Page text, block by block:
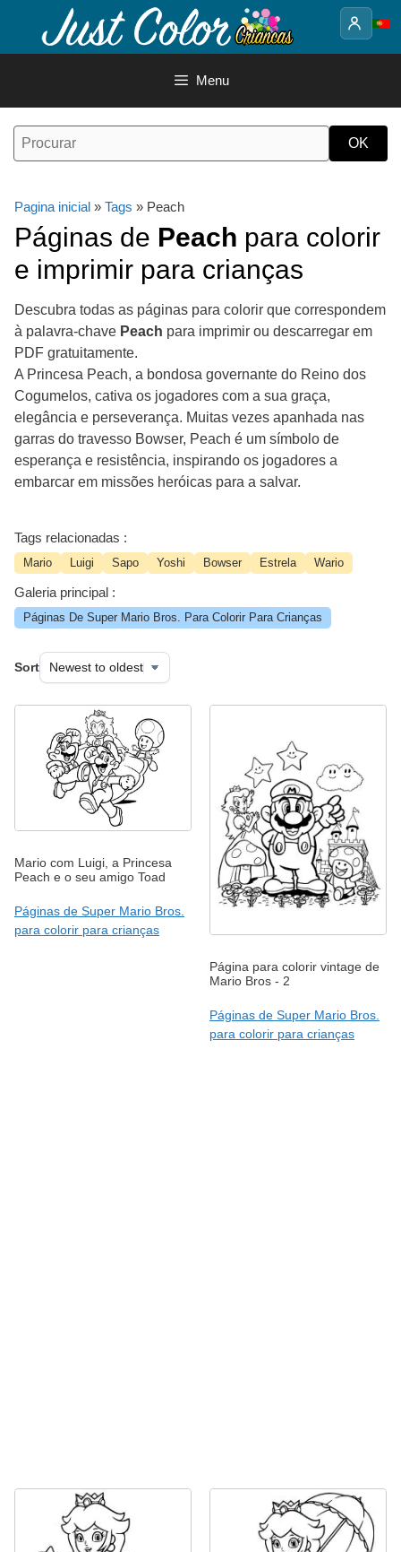
o
Menu
Pagina inicial » Tags » Peach
Páginas de Peach para colorir
e imprimir para crianças
Descubra todas as páginas para colorir que correspondem
à palavra-chave Peach para imprimir ou descarregar em
PDF gratuitamente.
A Princesa Peach, a bondosa governante do Reino dos
Cogumelos, cativa os jogadores com a sua graça,
elegância e perseverança. Muitas vezes apanhada nas
garras do travesso Bowser, Peach é um símbolo de
esperança e resistência, inspirando os jogadores a
embarcar em missões heróicas para a salvar.
Tags relacionadas :
Mario Luigi Sapo Yoshi Bowser Estrela Wario
Galeria principal :
Páginas De Super Mario Bros. Para Colorir Para Crianças
Sort
Mario com Luigi, a Princesa
Peach e o seu amigo Toad
Páginas de Super Mario Bros.
para colorir para crianças
Página para colorir vintage de
Mario Bros - 2
Páginas de Super Mario Bros.
para colorir para crianças